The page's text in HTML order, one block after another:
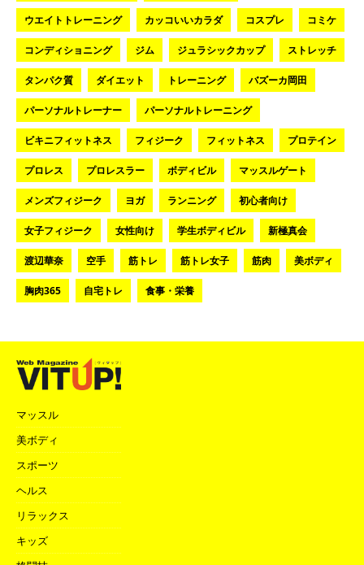
ウエイトトレーニング カッコいいカラダ コスプレ コミケ
コンディショニング ジム ジュラシックカップ ストレッチ
タンパク質 ダイエット トレーニング バズーカ岡田
パーソナルトレーナー パーソナルトレーニング
ビキニフィットネス フィジーク フィットネス プロテイン
プロレス プロレスラー ボディビル マッスルゲート
メンズフィジーク ヨガ ランニング 初心者向け
女子フィジーク 女性向け 学生ボディビル 新極真会
渡辺華奈 空手 筋トレ 筋トレ女子 筋肉 美ボディ
胸肉365 自宅トレ 食事・栄養
マッスル
美ボディ
スポーツ
ヘルス
リラックス
キッズ